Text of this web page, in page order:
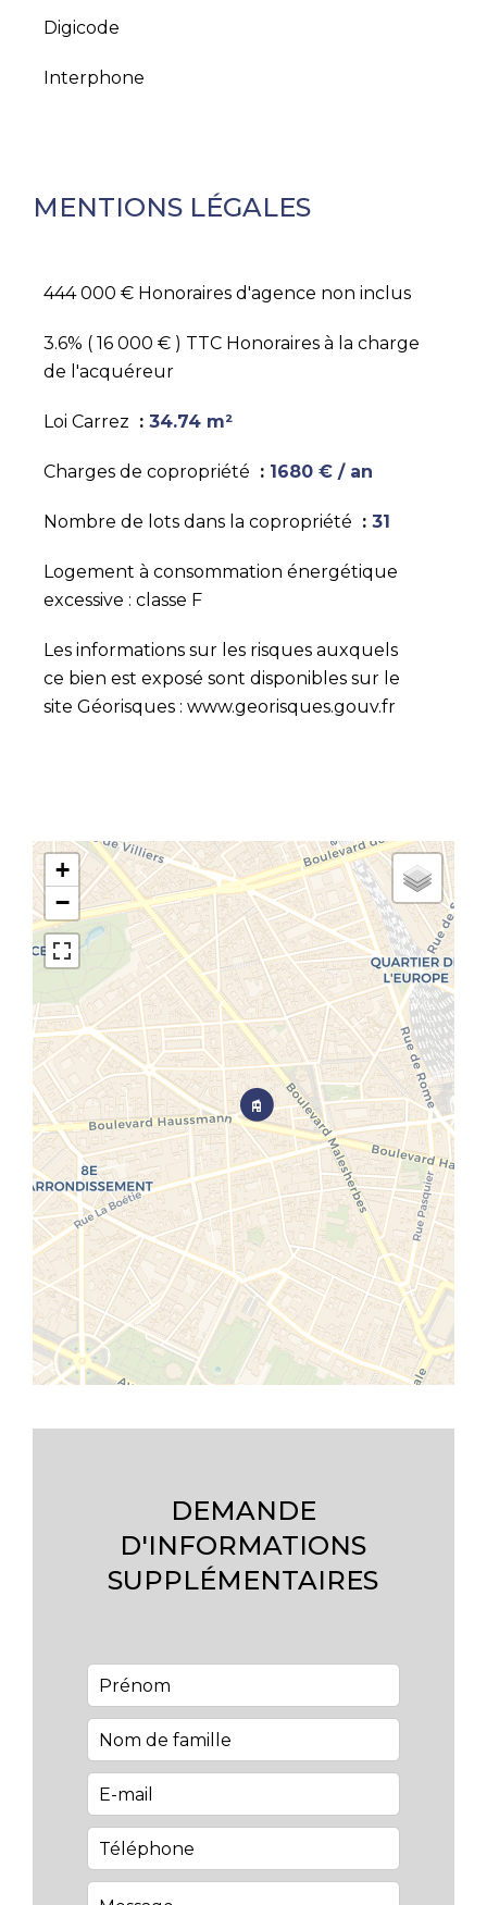
Digicode
Interphone
MENTIONS LÉGALES
444 000 € Honoraires d'agence non inclus
3.6% ( 16 000 € ) TTC Honoraires à la charge
de l'acquéreur
Loi Carrez 34.74 m²
Charges de copropriété 1680 € / an
Nombre de lots dans la copropriété 31
Logement à consommation énergétique
excessive : classe F
Les informations sur les risques auxquels
ce bien est exposé sont disponibles sur le
site Géorisques : www.georisques.gouv.fr
+
−
DEMANDE
D'INFORMATIONS
SUPPLÉMENTAIRES